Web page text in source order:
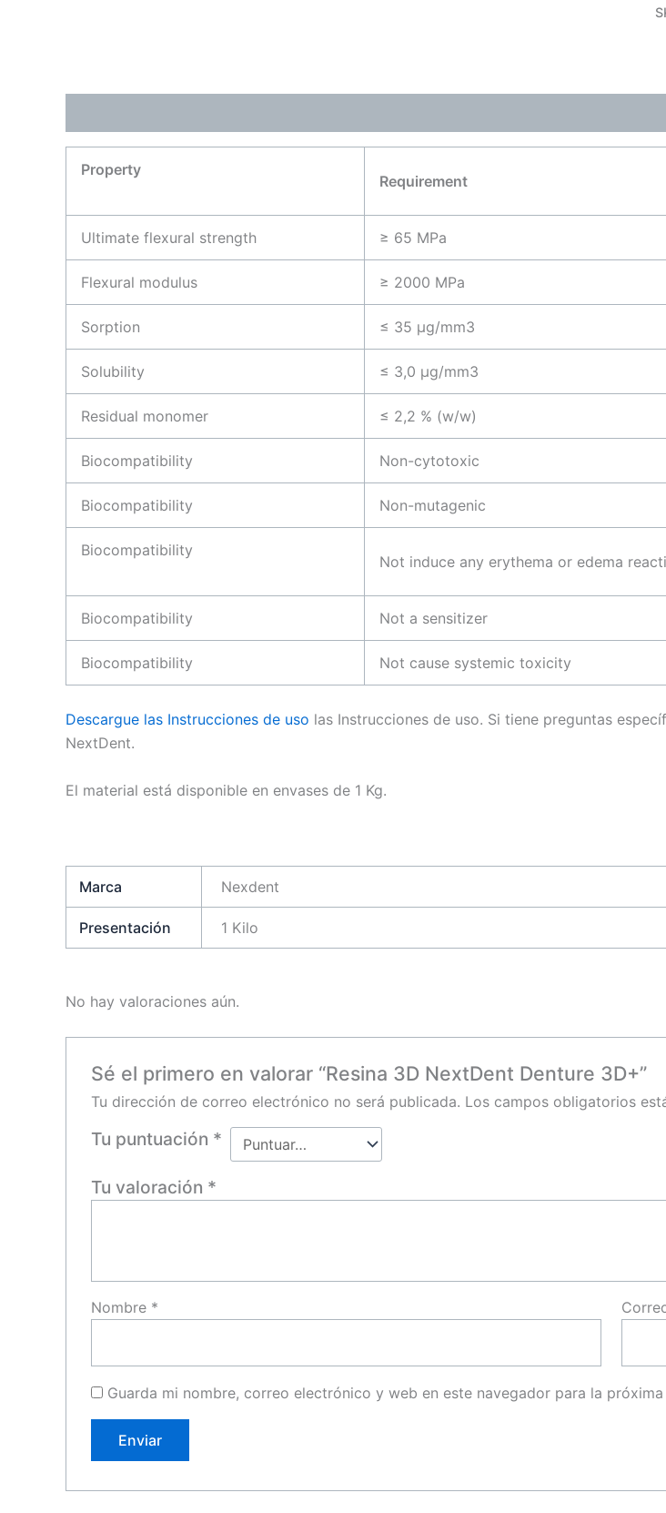
Property
Requirement
Ultimate flexural strength ≥ 65 MPa
Flexural modulus ≥ 2000 MPa
Sorption ≤ 35 µg/mm3
Solubility ≤ 3,0 µg/mm3
Residual monomer ≤ 2,2 % (w/w)
Biocompatibility Non-cytotoxic
Biocompatibility Non-mutagenic
Biocompatibility
Not induce any erythema or edema
Biocompatibility Not a sensitizer
Biocompatibility Not cause systemic toxicity
Descargue las Instrucciones de uso las Instrucciones de uso. Si tiene preguntas
NextDent.
El material está disponible en envases de 1 Kg.
Marca Nexdent
Presentación 1 Kilo
No hay valoraciones aún.
Sé el primero en valorar “Resina 3D NextDent Denture 3D+”
Tu dirección de correo electrónico no será publicada. Los campos obligatorios
Tu puntuación *
Tu valoración *
Nombre *
Guarda mi nombre, correo electrónico y web en este navegador para la